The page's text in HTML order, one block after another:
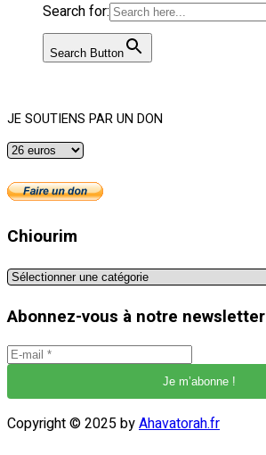
Search for:
Search Button
JE SOUTIENS PAR UN DON
Chiourim
Chiourim
Abonnez-vous à notre newsletter
Copyright © 2025 byAhavatorah.fr